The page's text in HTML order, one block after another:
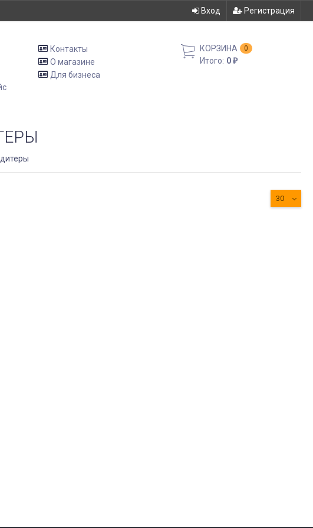
Вход Регистрация
Контакты
О магазине
Для бизнеса
КОРЗИНА 0
Итого: 0₽
30